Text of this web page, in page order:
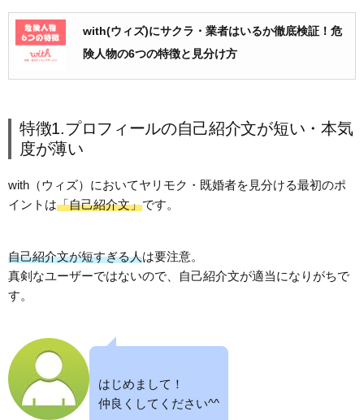
with(ウィズ)にサクラ・業者はいるか徹底検証！危
険人物の6つの特徴と見分け方
特徴1.プロフィールの自己紹介文が短い・本気
度が薄い
with（ウィズ）においてヤリモク・既婚者を見分ける最初のポ
イントは「自己紹介文」です。
自己紹介文が短すぎる人は要注意。
真剣なユーザーではないので、自己紹介文が適当になりがちで
す。
はじめまして！
仲良くしてください^^